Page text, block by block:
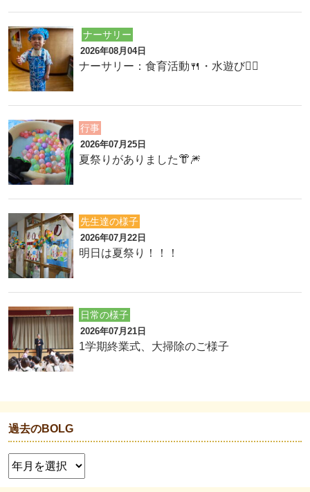
ナーサリー
2026年08月04日
ナーサリー：食育活動🍴・水遊び🏊‍♂️
行事
2026年07月25日
夏祭りがありました👘🎆
先生達の様子
2026年07月22日
明日は夏祭り！！！
日常の様子
2026年07月21日
1学期終業式、大掃除のご様子
過去のBOLG